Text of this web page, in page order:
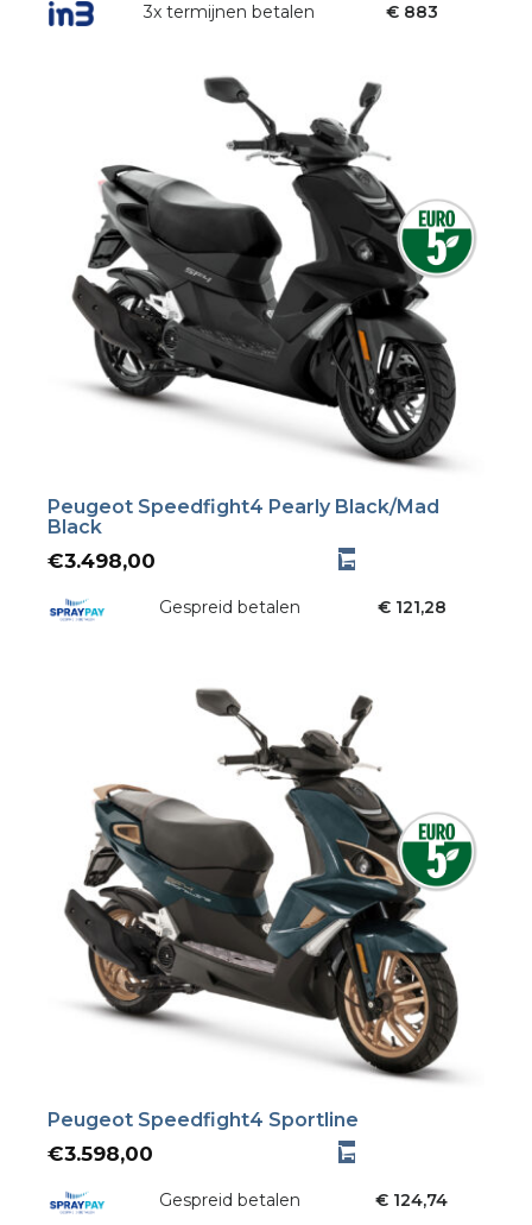
3x termijnen betalen € 883
Peugeot Speedfight4 Pearly Black/Mad
Black
€3.498,00
Gespreid betalen € 121,28
Peugeot Speedfight4 Sportline
€3.598,00
Gespreid betalen € 124,74